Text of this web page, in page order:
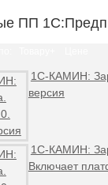
ПП
1С-КАМИН:
версия
1С-КАМИН:
Включает